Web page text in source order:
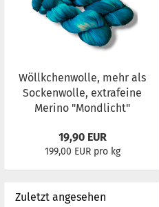
Wöllkchenwolle, mehr als
Sockenwolle, extrafeine
Merino "Mondlicht"
19,90 EUR
199,00 EUR pro kg
Zuletzt angesehen